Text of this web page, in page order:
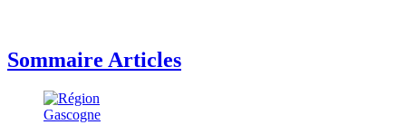
Sommaire Articles